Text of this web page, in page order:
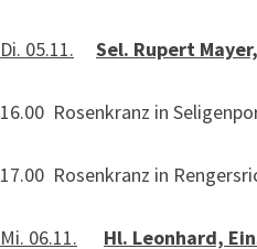
Di. 05.11. Sel. Rupert
16.00 Rosenkranz in
17.00 Rosenkranz in
Mi. 06.11. Hl. Leonhard,